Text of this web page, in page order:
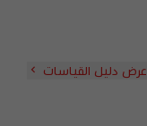
عرض دليل القياسات